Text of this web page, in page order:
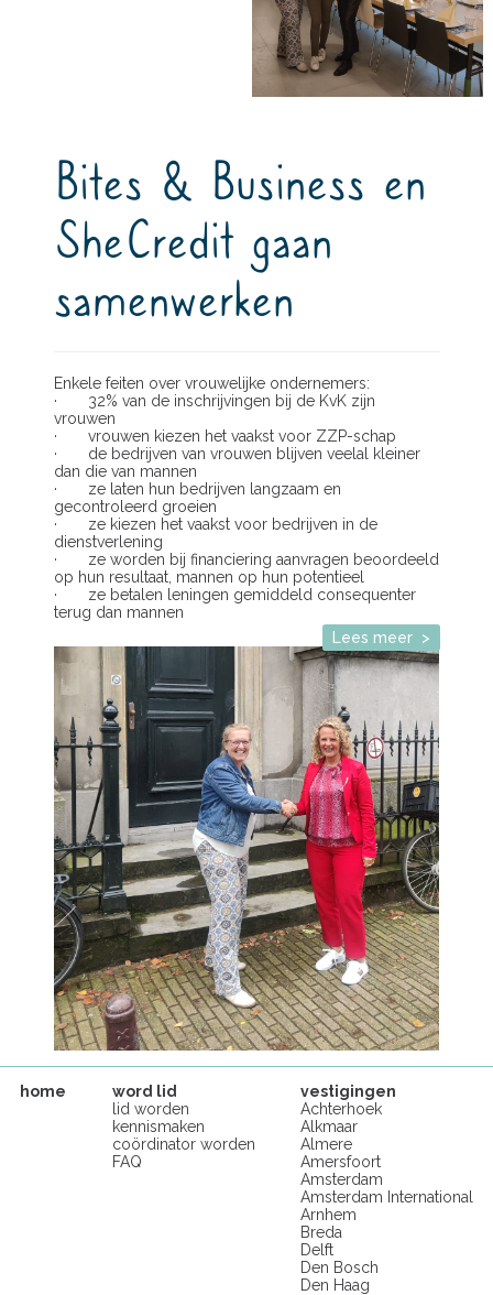
Bites & Business en
SheCredit gaan
samenwerken
Enkele feiten over vrouwelijke ondernemers:
· 32% van de inschrijvingen bij de KvK zijn
vrouwen
· vrouwen kiezen het vaakst voor ZZP-schap
· de bedrijven van vrouwen blijven veelal kleiner
dan die van mannen
· ze laten hun bedrijven langzaam en
gecontroleerd groeien
· ze kiezen het vaakst voor bedrijven in de
dienstverlening
· ze worden bij financiering aanvragen beoordeeld
op hun resultaat, mannen op hun potentieel
· ze betalen leningen gemiddeld consequenter
terug dan mannen
Lees meer >
home
word lid
lid worden
kennismaken
coördinator worden
FAQ
vestigingen
Achterhoek
Alkmaar
Almere
Amersfoort
Amsterdam
Amsterdam International
Arnhem
Breda
Delft
Den Bosch
Den Haag